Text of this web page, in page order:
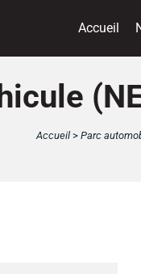
Accueil
Accueil > Parc